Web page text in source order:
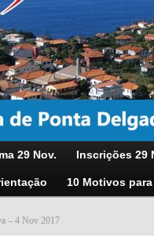
29 Nov. Inscrições 29
10 Motivos
– 4 Nov 2017